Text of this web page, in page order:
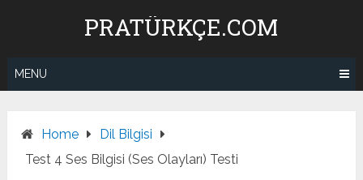
PRATÜRKÇE.COM
MENU
Home
Dil Bilgisi
Test 4 Ses Bilgisi (Ses Olayları) Testi